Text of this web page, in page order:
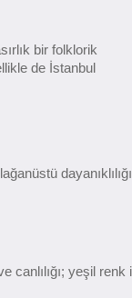
bir folklorik
de İstanbul
canlılığı; yeşil